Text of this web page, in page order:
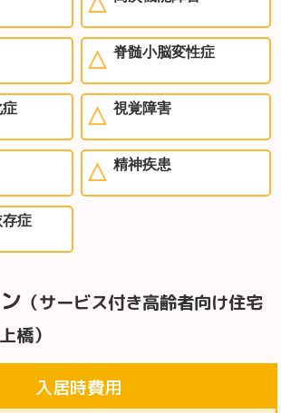
脊髄小脳変性症
視覚障害
精神疾患
症
（サービス付き高齢者向け住宅
橋）
入居時費用